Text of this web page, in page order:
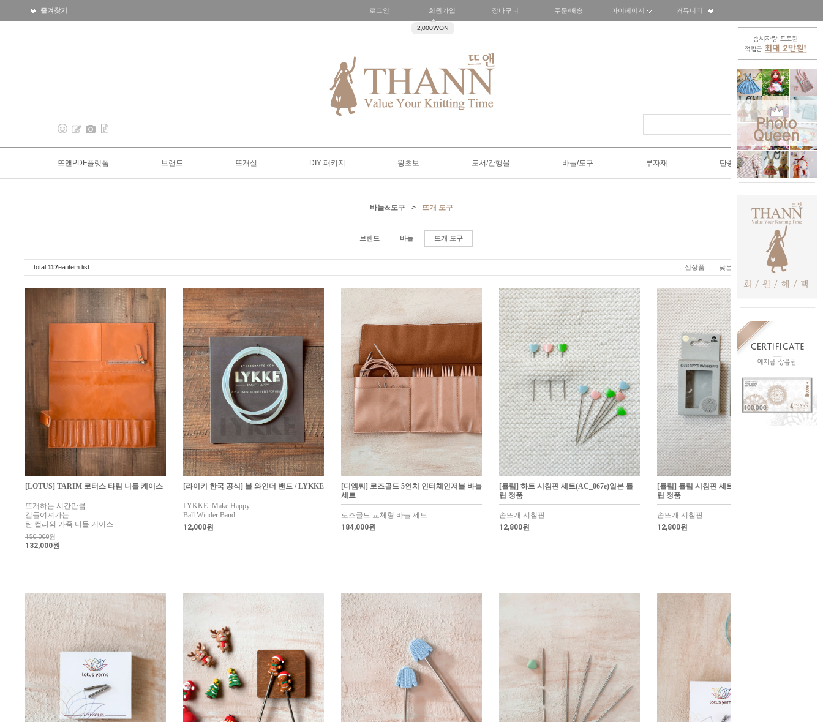
즐겨찾기 로그인 회원가입
2,000WON
장바구니 주문/배송 마이페이지 커뮤니티
뜨앤PDF플랫폼 브랜드 뜨개실 DIY 패키지 왕초보 도서/간행물 바늘/도구 부자재 단종SALE50%
바늘&도구 > 뜨개 도구
브랜드 바늘 뜨개 도구
total 117ea item list 신상품 낮은가격 높은가격
[LOTUS] TARIM 로터스 타림 니들 케이스
뜨개하는 시간만큼
길들여져가는
탄 컬러의 가죽 니들 케이스
150,000원
132,000원
[라이키 한국 공식] 볼 와인더 밴드 / LYKKE
LYKKE=Make Happy
Ball Winder Band
12,000원
[디엠씨] 로즈골드 5인치 인터체인저블 바늘
세트
로즈골드 교체형 바늘 세트
184,000원
[튤립] 하트 시침핀 세트(AC_067e)일본 튤
립 정품
손뜨개 시침핀
12,800원
[튤립] 튤립 시침핀 세트(AC_066e) 일본 튤
립 정품
손뜨개 시침핀
12,800원